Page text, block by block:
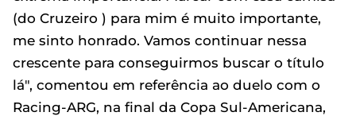
(do Cruzeiro ) para mim é muito importante,
me sinto honrado. Vamos continuar nessa
crescente para conseguirmos buscar o título
lá", comentou em referência ao duelo com o
Racing-ARG, na final da Copa Sul-Americana,